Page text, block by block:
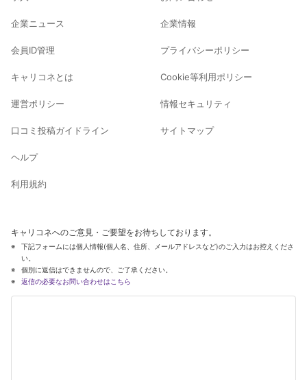
企業ニュース
会員ID管理
キャリコネとは
運営ポリシー
口コミ投稿ガイドライン
ヘルプ
利用規約
企業情報
プライバシーポリシー
Cookie等利用ポリシー
情報セキュリティ
サイトマップ
キャリコネへのご意見・ご要望をお待ちしております。
下記フォームには個人情報(個人名、住所、メールアドレスなど)のご入力はお控えくださ
い。
個別に返信はできませんので、ご了承ください。
返信の必要なお問い合わせはこちら